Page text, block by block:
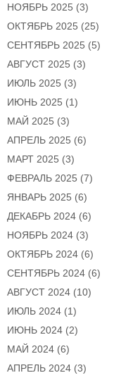
НОЯБРЬ 2025 (3)
ОКТЯБРЬ 2025 (25)
СЕНТЯБРЬ 2025 (5)
АВГУСТ 2025 (3)
ИЮЛЬ 2025 (3)
ИЮНЬ 2025 (1)
МАЙ 2025 (3)
АПРЕЛЬ 2025 (6)
МАРТ 2025 (3)
ФЕВРАЛЬ 2025 (7)
ЯНВАРЬ 2025 (6)
ДЕКАБРЬ 2024 (6)
НОЯБРЬ 2024 (3)
ОКТЯБРЬ 2024 (6)
СЕНТЯБРЬ 2024 (6)
АВГУСТ 2024 (10)
ИЮЛЬ 2024 (1)
ИЮНЬ 2024 (2)
МАЙ 2024 (6)
АПРЕЛЬ 2024 (3)